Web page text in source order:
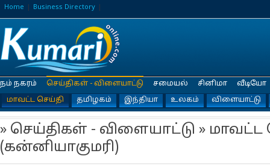
Home Business Directory
நம் நகரம்
செய்திகள் - விளையாட்டு
மாவட்ட செய்தி
தமிழகம் இந்தியா உலகம் விளையாட்டு
சமையல் சினிமா வீடியோ
» செய்திகள் - விளையாட்டு » மாவட்ட
(கன்னியாகுமரி)